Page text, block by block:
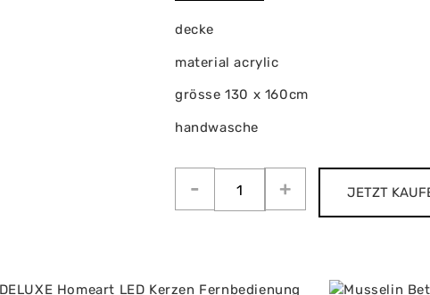
decke
material acrylic
grösse 130 x 160cm
handwasche
JETZT